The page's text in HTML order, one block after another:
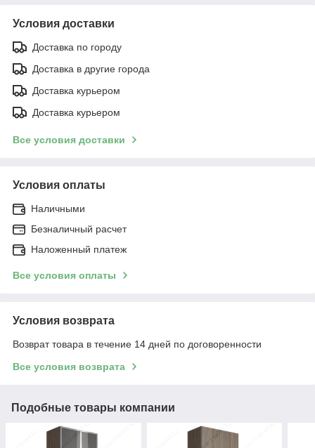
Условия доставки
Доставка по городу
Доставка в другие города
Доставка курьером
Доставка курьером
Все условия доставки
Условия оплаты
Наличными
Безналичный расчет
Наложенный платеж
Все условия оплаты
Условия возврата
Возврат товара в течение 14 дней по договоренности
Все условия возврата
Подобные товары компании